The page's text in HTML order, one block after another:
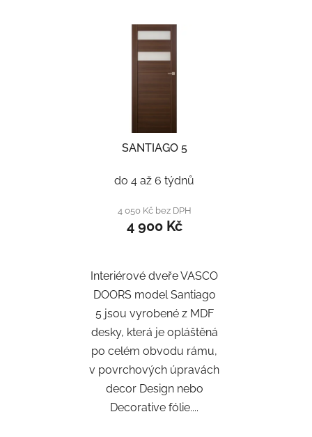
SANTIAGO 5
do 4 až 6 týdnů
4 050 Kč bez DPH
4 900 Kč
Interiérové dveře VASCO
DOORS model Santiago
5 jsou vyrobené z MDF
desky, která je opláštěná
po celém obvodu rámu,
v povrchových úpravách
decor Design nebo
Decorative fólie....